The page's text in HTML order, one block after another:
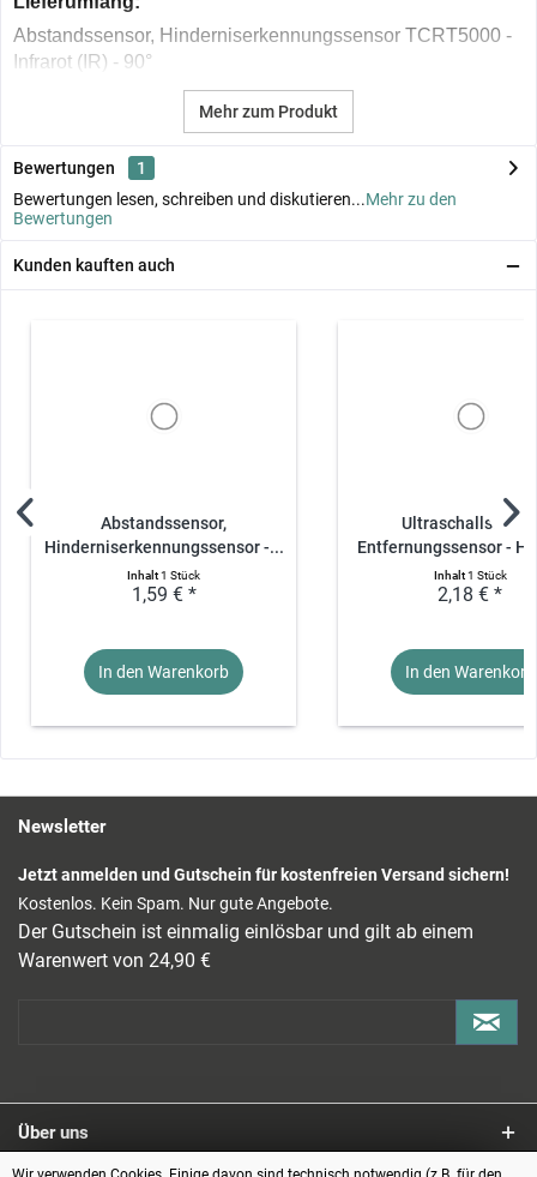
Abstandssensor, Hinderniserkennungssensor TCRT5000 -
Infrarot (IR) - 90°
Mehr zum Produkt
Bewertungen
1
Bewertungen lesen, schreiben und diskutieren...Mehr zu den
Bewertungen
Kunden kauften auch
Abstandssensor,
Hinderniserkennungssensor -...
Inhalt1 Stück
1,59 € *
In den Warenkorb
Entfernungssensor -
Inhalt1 Stück
2,18 € *
In den Warenkorb
Newsletter
Jetzt anmelden und Gutschein für kostenfreien Versand sichern!
Kostenlos. Kein Spam. Nur gute Angebote.
Der Gutschein ist einmalig einlösbar und gilt ab einem
Warenwert von 24,90 €
Über uns